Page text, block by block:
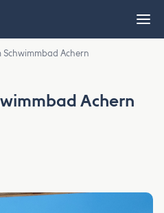
Schwimmbad Achern
Achern